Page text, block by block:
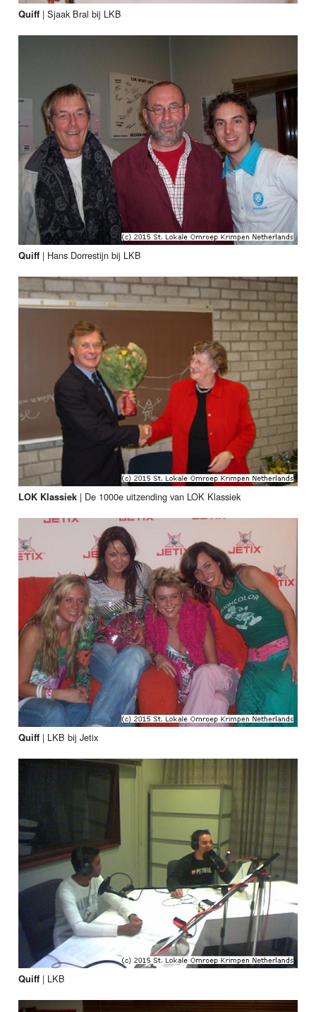
Quiff |Sjaak Bral bij LKB
Quiff | Hans Dorrestijn bij LKB
LOK Klassiek | De 1000e uitzending van LOK Klassiek
Quiff | LKB bij Jetix
Quiff | LKB